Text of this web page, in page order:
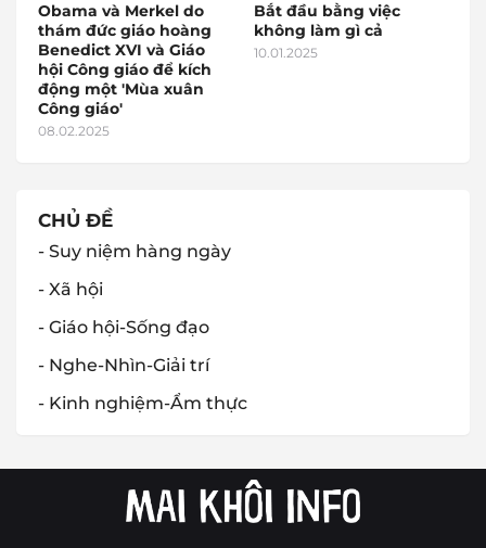
Obama và Merkel do
thám đức giáo hoàng
Benedict XVI và Giáo
hội Công giáo để kích
động một 'Mùa xuân
Công giáo'
08.02.2025
Bắt đầu bằng việc
không làm gì cả
10.01.2025
CHỦ ĐỀ
- Suy niệm hàng ngày
- Xã hội
- Giáo hội-Sống đạo
- Nghe-Nhìn-Giải trí
- Kinh nghiệm-Ẩm thực